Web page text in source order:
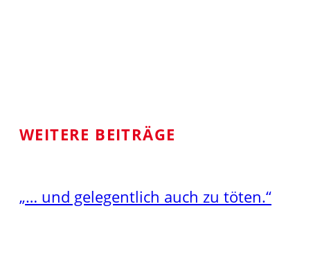
WEITERE BEITRÄGE
„… und gelegentlich auch zu töten.“